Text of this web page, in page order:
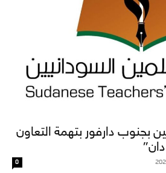
بجنوب دارفور بتهمة التعاون
0